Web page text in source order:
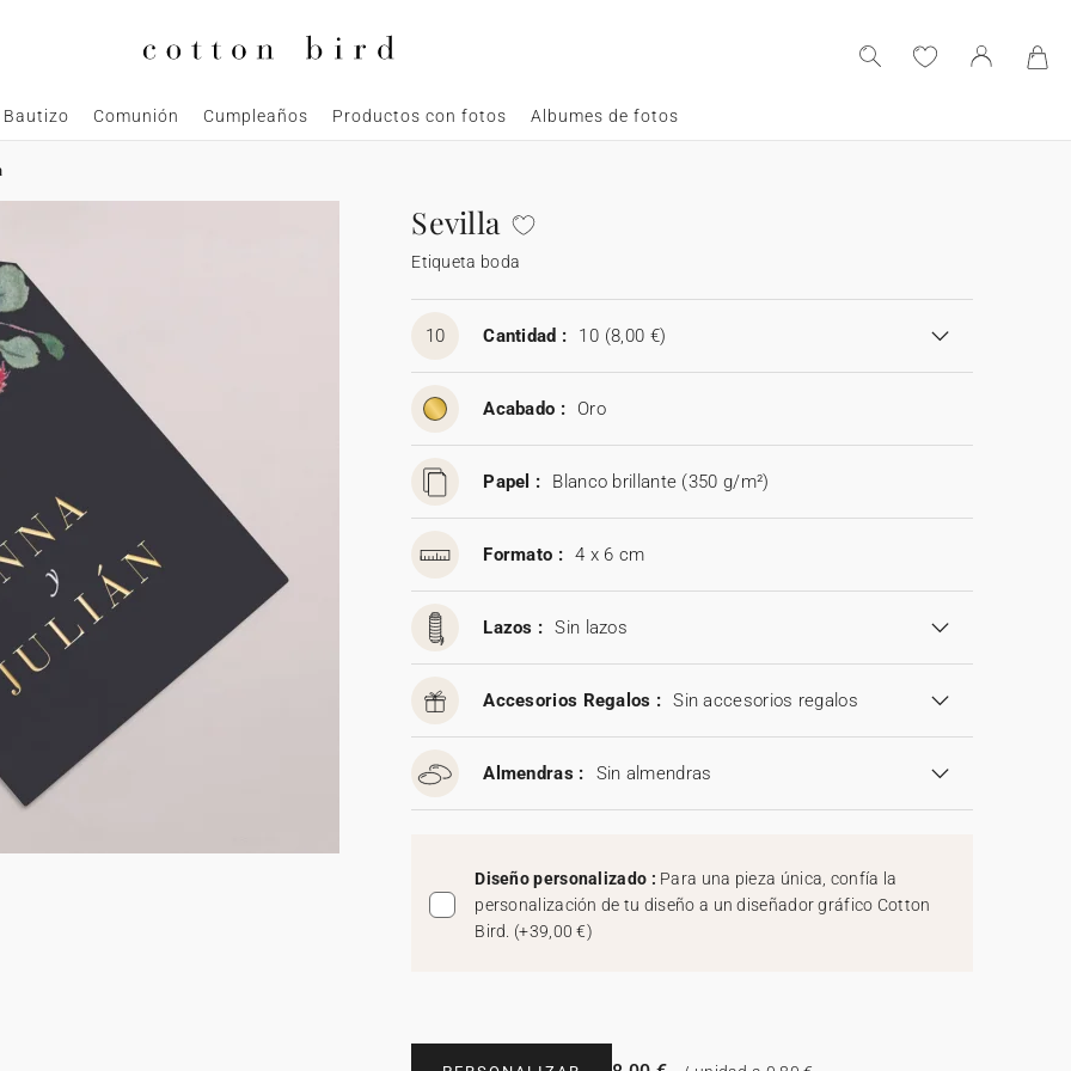
Bautizo Comunión Cumpleaños Productos con fotos Albumes de fotos
Sevilla
Etiqueta boda
10 Cantidad : 10 (8,00 €)
Acabado : Oro
Papel : Blanco brillante (350 g/m²)
Formato : 4 x 6 cm
Lazos : Sin lazos
Accesorios Regalos : Sin accesorios regalos
Almendras : Sin almendras
Diseño personalizado : Para una pieza única, confía la
personalización de tu diseño a un diseñador gráfico Cotton
Bird. (+39,00 €)